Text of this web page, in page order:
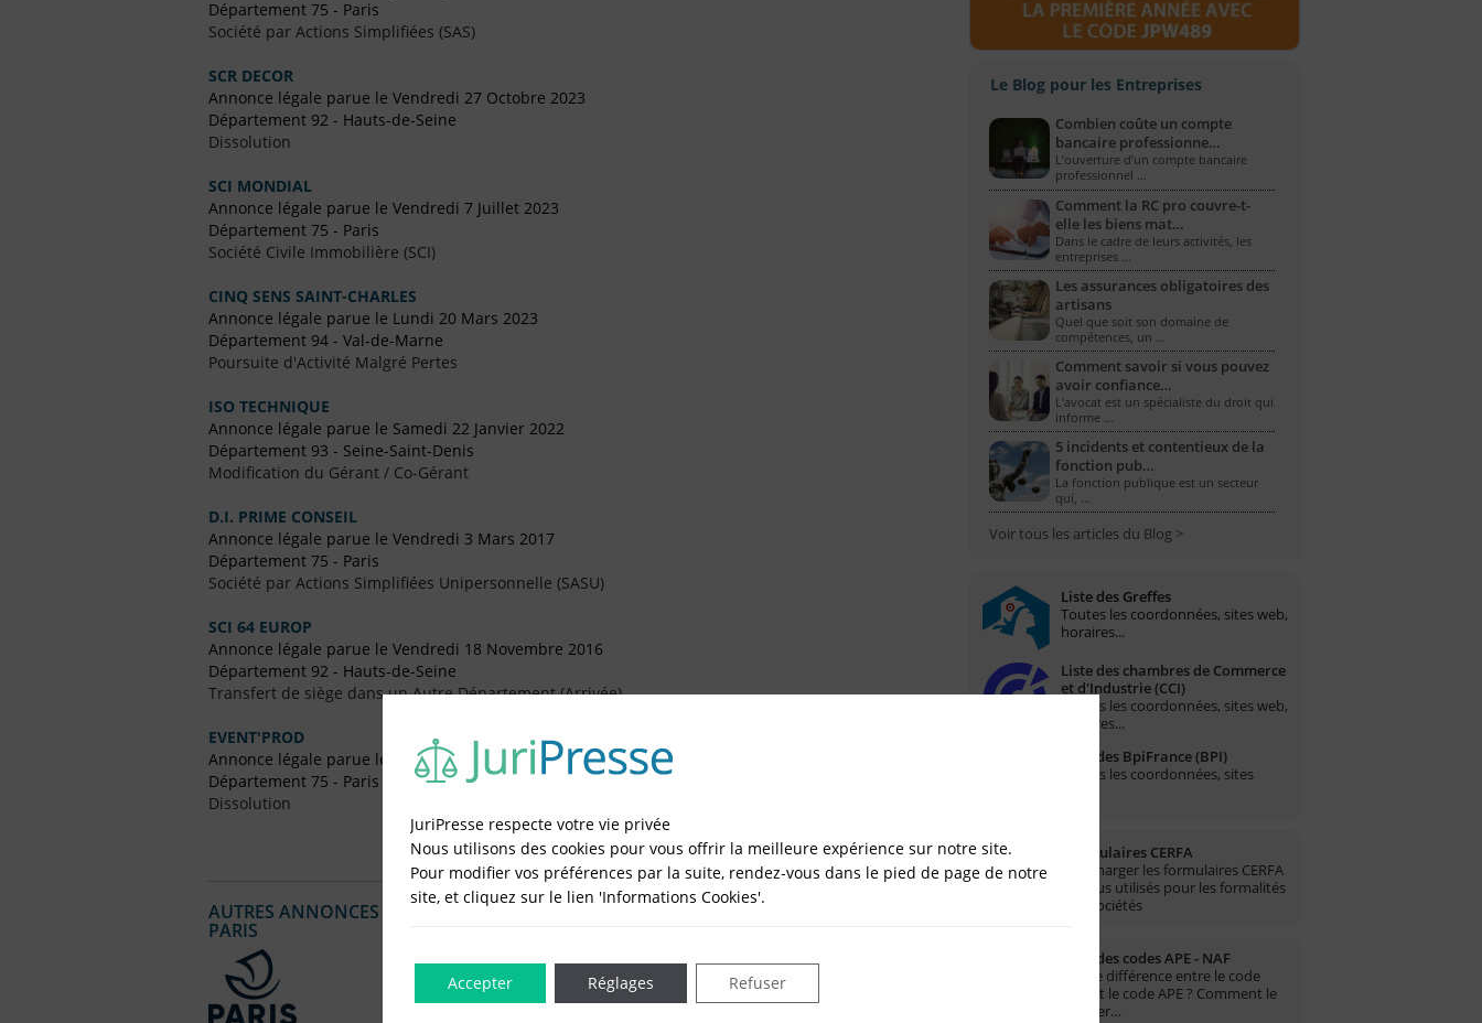
Département 75 - Paris
Société par Actions Simplifiées (SAS)
SCR DECOR
Annonce légale parue le Vendredi 27 Octobre 2023
Département 92 - Hauts-de-Seine
Dissolution
SCI MONDIAL
Annonce légale parue le Vendredi 7 Juillet 2023
Département 75 - Paris
Société Civile Immobilière (SCI)
CINQ SENS SAINT-CHARLES
Annonce légale parue le Lundi 20 Mars 2023
Département 94 - Val-de-Marne
Poursuite d'Activité Malgré Pertes
ISO TECHNIQUE
Annonce légale parue le Samedi 22 Janvier 2022
Département 93 - Seine-Saint-Denis
Modification du Gérant / Co-Gérant
D.I. PRIME CONSEIL
Annonce légale parue le Vendredi 3 Mars 2017
Département 75 - Paris
Société par Actions Simplifiées Unipersonnelle (SASU)
SCI 64 EUROP
Annonce légale parue le Vendredi 18 Novembre 2016
Département 92 - Hauts-de-Seine
Transfert de siège dans un Autre Département (Arrivée)
EVENT'PROD
Annonce légale parue le Vendredi 26 Février 2016
Département 75 - Paris
Dissolution
AUTRES ANNONCES LÉGALES PUBLIÉES EN LIGNE DANS LE DÉPARTEMENT DU 75 -
PARIS
Le Blog pour les Entreprises
Combien coûte un compte
bancaire professionne…
L’ouverture d’un compte bancaire
professionnel …
Comment la RC pro couvre-t-
elle les biens mat…
Dans le cadre de leurs activités, les
entreprises …
Les assurances obligatoires des
artisans
Quel que soit son domaine de
compétences, un …
Comment savoir si vous pouvez
avoir confiance…
L'avocat est un spécialiste du droit qui
informe …
5 incidents et contentieux de la
fonction pub…
La fonction publique est un secteur
qui, …
Voir tous les articles du Blog >
Liste des Greffes
Toutes les coordonnées, sites web,
horaires...
Liste des chambres de Commerce
et d'Industrie (CCI)
Toutes les coordonnées, sites web,
horaires...
Liste des BpiFrance (BPI)
Toutes les coordonnées, sites
Formulaires CERFA
Télécharger les formulaires CERFA
les plus utilisés pour les formalités
des sociétés
Liste des codes APE - NAF
Quelle différence entre le code
NAF et le code APE ? Comment le
trouver…
JuriPresse respecte votre vie privée
Nous utilisons des cookies pour vous offrir la meilleure expérience sur notre site.
Pour modifier vos préférences par la suite, rendez-vous dans le pied de page de notre
site, et cliquez sur le lien 'Informations Cookies'.
Accepter Refuser
Réglages